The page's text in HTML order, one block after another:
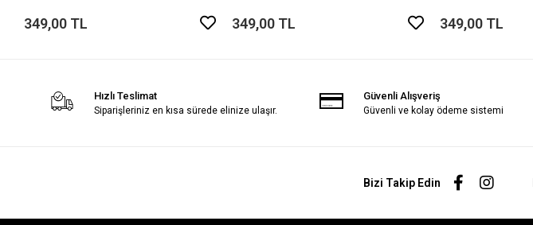
349,00 TL 349,00 TL 349,00 TL
Hızlı Teslimat
Siparişleriniz en kısa sürede elinize ulaşır.
Güvenli Alışveriş
Güvenli ve kolay ödeme sistemi
Bizi Takip Edin